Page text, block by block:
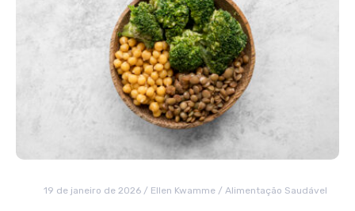
19 de janeiro de 2026 / Ellen Kwamme / Alimentação Saudável